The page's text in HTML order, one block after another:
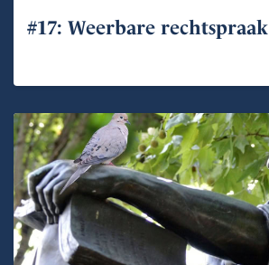
#17: Weerbare rechtspraak